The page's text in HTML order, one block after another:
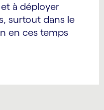
à déployer
surtout dans le
en ces temps